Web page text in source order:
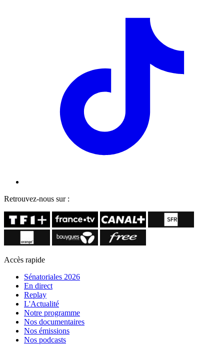
Retrouvez-nous sur :
Accès rapide
Sénatoriales 2026
En direct
Replay
L'Actualité
Notre programme
Nos documentaires
Nos émissions
Nos podcasts